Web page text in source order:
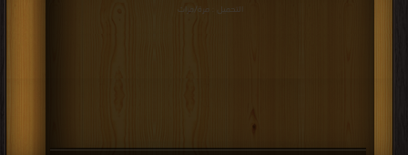
التحميل : مرة/مرات